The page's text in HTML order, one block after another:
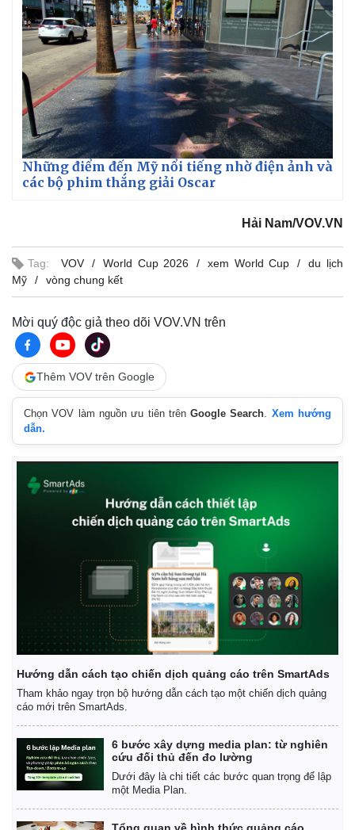
Doanh nghiệp
Thông tin doanh nghiệp
Doanh nghiệp 24h
Doanh nhân
Vì cộng đồng
Công nghệ
Sành điệu
Tin Công nghệ
Trải nghiệm
Những điểm đến Mỹ nổi tiếng nhờ điện ảnh và
các bộ phim thắng giải Oscar
Hải Nam/VOV.VN
Tag: VOV World Cup 2026 xem World Cup
du lịch
Mỹ
vòng chung kết
Mời quý độc giả theo dõi VOV.VN trên
Thêm VOV trên Google
Chọn VOV làm nguồn ưu tiên trênGoogle Search. Xem hướng
dẫn.
Hướng dẫn cách tạo chiến dịch quảng cáo trên SmartAds
Tham khảo ngay trọn bộ hướng dẫn cách tạo một chiến dịch quảng
cáo mới trên SmartAds.
6 bước xây dựng media plan: từ nghiên
cứu đối thủ đến đo lường
Dưới đây là chi tiết các bước quan trọng để lập
một Media Plan.
Tổng quan về hình thức quảng cáo